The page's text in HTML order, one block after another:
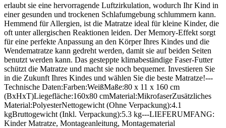
erlaubt sie eine hervorragende Luftzirkulation, wodurch Ihr Kind in
einer gesunden und trockenen Schlafumgebung schlummern kann.
Hemmend für Allergien, ist die Matratze ideal für kleine Kinder, die
oft unter allergischen Reaktionen leiden. Der Memory-Effekt sorgt
für eine perfekte Anpassung an den Körper Ihres Kindes und die
Wendematratze kann gedreht werden, damit sie auf beiden Seiten
benutzt werden kann. Das gesteppte klimabeständige Faser-Futter
schützt die Matratze und macht sie noch bequemer. Investieren Sie
in die Zukunft Ihres Kindes und wählen Sie die beste Matratze!---
Technische Daten:Farben:WeißMaße:80 x 11 x 160 cm
(BxHxT)Liegefläche:160x80 cmMaterial:MikrofaserZusätzliches
Material:PolyesterNettogewicht (Ohne Verpackung):4.1
kgBruttogewicht (Inkl. Verpackung):5.3 kg---LIEFERUMFANG:
Kinder Matratze, Montageanleitung, Montagematerial